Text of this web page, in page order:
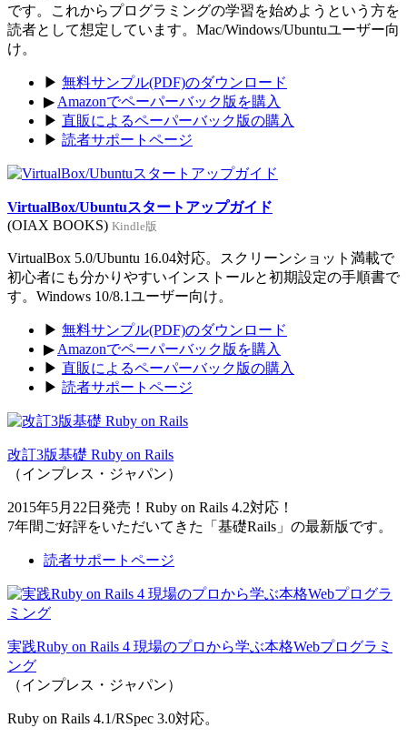
です。これからプログラミングの学習を始めようという方を
読者として想定しています。Mac/Windows/Ubuntuユーザー向
け。
▶ 無料サンプル(PDF)のダウンロード
▶ Amazonでペーパーバック版を購入
▶ 直販によるペーパーバック版の購入
▶ 読者サポートページ
VirtualBox/Ubuntuスタートアップガイド
(OIAX BOOKS) Kindle版
VirtualBox 5.0/Ubuntu 16.04対応。スクリーンショット満載で
初心者にも分かりやすいインストールと初期設定の手順書で
す。Windows 10/8.1ユーザー向け。
▶ 無料サンプル(PDF)のダウンロード
▶ Amazonでペーパーバック版を購入
▶ 直販によるペーパーバック版の購入
▶ 読者サポートページ
改訂3版基礎 Ruby on Rails
（インプレス・ジャパン）
2015年5月22日発売！Ruby on Rails 4.2対応！
7年間ご好評をいただいてきた「基礎Rails」の最新版です。
読者サポートページ
実践Ruby on Rails 4 現場のプロから学ぶ本格Webプログラミ
ング
（インプレス・ジャパン）
Ruby on Rails 4.1/RSpec 3.0対応。